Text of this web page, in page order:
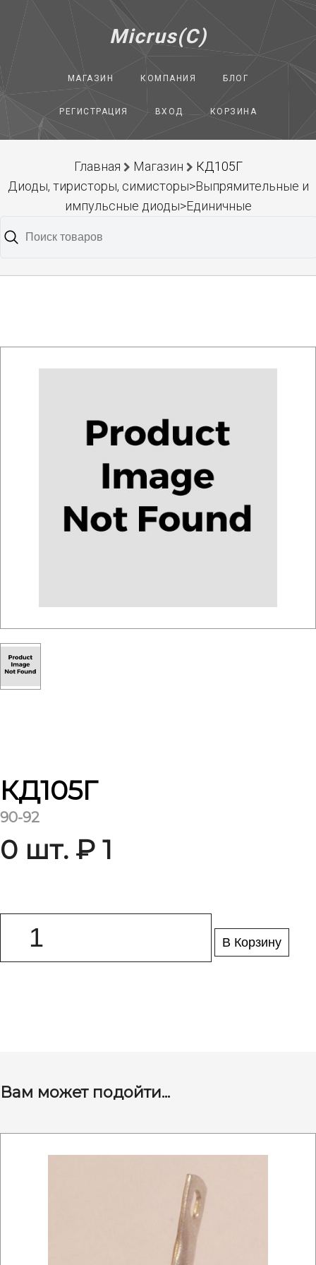
Micrus(C)
МАГАЗИН КОМПАНИЯ БЛОГ
РЕГИСТРАЦИЯ ВХОД КОРЗИНА
Главная Магазин
КД105Г
Диоды, тиристоры, симисторы>Выпрямительные и
импульсные диоды>Единичные
КД105Г
90-92
0 шт. ₽ 1
В Корзину
Вам может подойти...